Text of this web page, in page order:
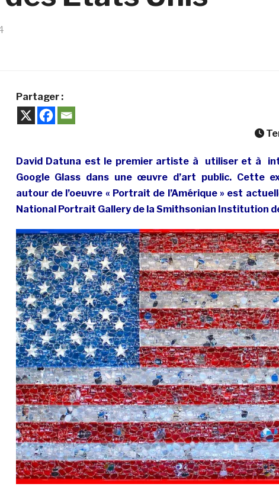
Partager :
David Datuna est le premier artiste à utiliser et à
Google Glass dans une œuvre d’art public. Cette
autour de l’oeuvre « Portrait de l’Amérique » est
National Portrait Gallery de la Smithsonian Institution